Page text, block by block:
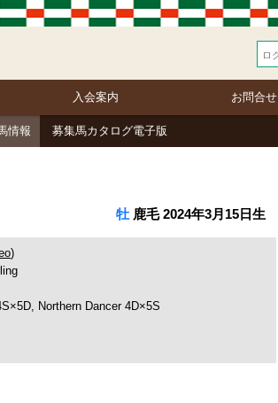
入会案内 お問合せ
情報 募集馬カタログ電子版
牡 鹿毛 2024年3月15日生
)
Northern Dancer 4D×5S